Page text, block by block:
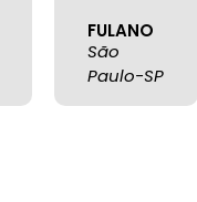
FULANO
São
Paulo-SP